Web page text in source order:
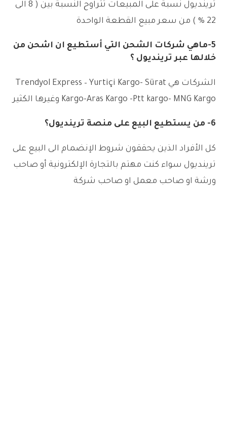
ترينديول نسبة على المبيعات تتراوح النسبة بين ( 8 الى
22 % ) من سعر مبيع القطعة الواحدة
5-ماهي شركات الشحن التي أستطيع ان اشحن من
خلالها عبر ترينديول ؟
الشركات هي Trendyol Express – Yurtiçi Kargo- Sürat
Kargo-Aras Kargo -Ptt kargo- MNG Kargo وغيرها الكثير
6- من يستطيع البيع على منصة ترينديول؟
كل الأفراد الذين يحققون شروط الإنضمام الى البيع على
ترينديول سواء كنت مهتم بالتجارة الإلكترونية أو صاحب
ورشة او صاحب معمل او صاحب شركة